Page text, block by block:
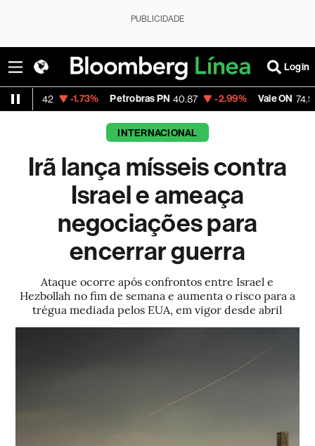
PUBLICIDADE
Login
-1.73% Petrobras PN 40.87 -2.99% Vale ON 74.97 -
INTERNACIONAL
Irã lança mísseis contra
Israel e ameaça
negociações para
encerrar guerra
Ataque ocorre após confrontos entre Israel e
Hezbollah no fim de semana e aumenta o risco para a
trégua mediada pelos EUA, em vigor desde abril